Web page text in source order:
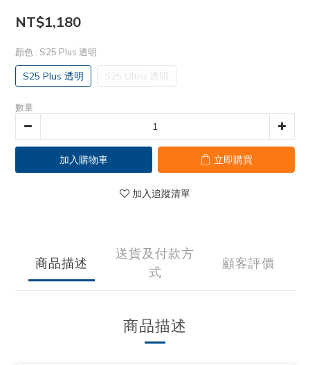
NT$1,180
顏色 : S25 Plus 透明
S25 Plus 透明 S25 Ultra 透明
數量
加入購物車 立即購買
加入追蹤清單
商品描述
送貨及付款方
式
顧客評價
商品描述